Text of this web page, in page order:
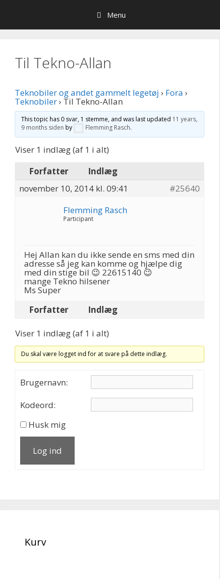
indhold
Menu
Til Tekno-Allan
Teknobiler og andet gammelt legetøj › Fora ›
Teknobiler› Til Tekno-Allan
This topic has 0 svar, 1 stemme, and was last updated 11 years,
9 months siden by Flemming Rasch.
Viser 1 indlæg (af 1 i alt)
Forfatter
Indlæg
november 10, 2014 kl. 09:41
#25640
Flemming Rasch
Participant
Hej Allan kan du ikke sende en sms med din
adresse så jeg kan komme og hjælpe dig
med din stige bil 😉 22615140 😉
mange Tekno hilsener
Ms Super
Forfatter
Indlæg
Viser 1 indlæg (af 1 i alt)
Du skal være logget ind for at svare på dette indlæg.
Brugernavn:
Kodeord:
Husk mig
Log ind
Kurv